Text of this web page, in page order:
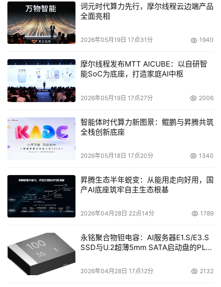
5便于维护通过简明直观的系统信息，无需特殊的IT?持，?
户也能轻松驾驭维修难题。除此之 外，完整地智能介质扫
描，有效的预防数据错误与损坏的发生。该功能在后台运
时刻维护数据完整性。6专属工具让管理易如反掌专用的
SANWatch 3.0用户界面采用简单直观的图像化设计，可以
通过浏览 器展示，为用户创建一个清晰简单的存储管理前
使磁盘阵列的性能在实际操作中达到最佳 的状态。系统还
定制命令行界面（CLI）和编辑命令，确保用户对系统进行
充分的监督和管理。 可点开放大查看
本文来源于DOIT传媒，文章内容仅供参考，不构成投资建议。
词元时代算力先行，摩尔线程云边端产品
全面亮相
2026年05月19日 17点31分 1940
摩尔线程发布MTT AICUBE：以自研智
能SoC为底座，打造家庭AI中枢
2026年05月19日 17点27分 2006
智能体时代算力新图景：鲲鹏与昇腾共筑
全栈创新底座
2026年05月18日 17点20分 1340
昇腾生态半年蜕变：从能用走向好用，国
产AI底座筑牢自主生态根基
2026年04月28日 22点14分 1789
永铭聚合物钽电容：AI服务器E1.S/E3.S
SSD与U.2超薄5mm SATA启动盘的PLP
2026年04月28日 17点12分 2132